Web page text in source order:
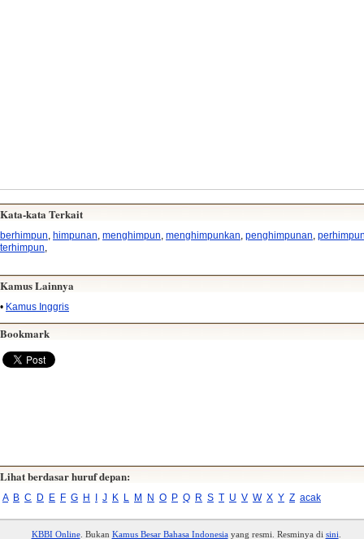
Kata-kata Terkait
berhimpun himpunan menghimpun menghimpunkan penghimpunan
terhimpun
Kamus Lainnya
• Kamus Inggris
Bookmark
Lihat berdasar huruf depan:
A B C D E F G H J K L M N O P Q R S T U V W X Y Z acak
KBBI Online. Bukan Kamus Besar Bahasa Indonesiayang resmi. Resminya di sini